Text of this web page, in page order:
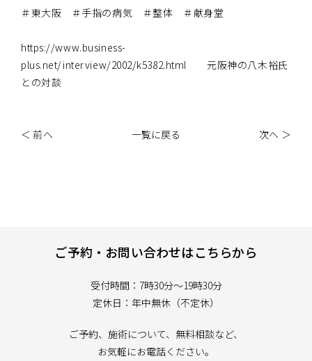
＃東大阪 ＃手指の病気 ＃整体 ＃献身堂
https://www.business-
plus.net/interview/2002/k5382.html 元阪神の八木裕氏
との対談
＜ 前へ 一覧に戻る 次へ ＞
ご予約・お問い合わせはこちらから
受付時間：7時30分～19時30分
定休日：年中無休（不定休）
ご予約、施術について、無料相談など、
お気軽にお電話ください。